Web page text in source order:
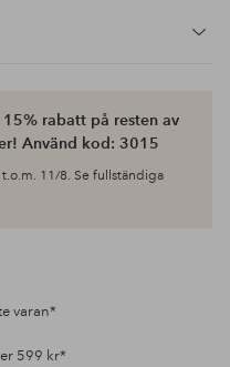
rabatt på resten av
Använd kod: 3015
11/8. Se fullständiga
varan*
599 kr*